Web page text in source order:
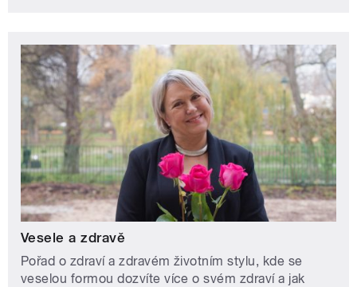
Vesele a zdravě
Pořad o zdraví a zdravém životním stylu, kde se
veselou formou dozvíte více o svém zdraví a jak